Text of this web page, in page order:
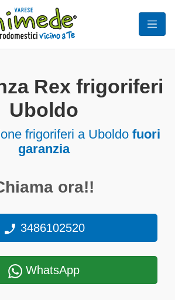
Rex frigoriferi
Uboldo
frigoriferi a Uboldo fuori
garanzia
ora!!
3486102520
WhatsApp